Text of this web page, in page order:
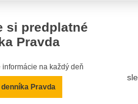
si predplatné
Pravda
na každý deň
denníka Pravda